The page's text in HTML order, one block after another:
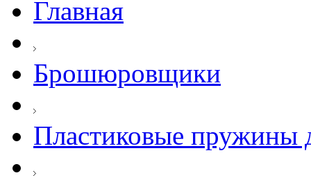
Главная
Брошюровщики
Пластиковые пружины